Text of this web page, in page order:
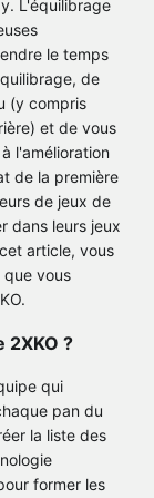
L'équilibrage
le temps
de
(y compris
et de vous
l'amélioration
de la première
de jeux de
dans leurs jeux
article, vous
vous
?
qui
pan du
la liste des
former les